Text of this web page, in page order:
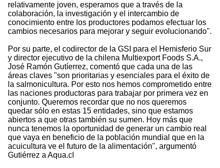
relativamente joven, esperamos que a través de la
colaboración, la investigación y el intercambio de
conocimiento entre los productores podamos efectuar los
cambios necesarios para mejorar y seguir evolucionando".
Por su parte, el codirector de la GSI para el Hemisferio Sur
y director ejecutivo de la chilena Multiexport Foods S.A.,
José Ramón Gutíerrez, comentó que cada una de las
áreas claves "son prioritarias y esenciales para el éxito de
la salmonicultura. Por esto nos hemos comprometido entre
las naciones productoras para trabajar por primera vez en
conjunto. Queremos recordar que no nos queremos
quedar sólo en estas 15 entidades, sino que estamos
abiertos a que otras también su sumen. Hoy más que
nunca tenemos la oportunidad de generar un cambio real
que vaya en beneficio de la población mundial que en la
acuicultura ve el futuro de la alimentación", argumentó
Gutiérrez a Aqua.cl